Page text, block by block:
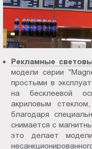
Рекламные
модели серии
простыми в
на бесклеевой
акриловым
благодаря
снимается с
это делает